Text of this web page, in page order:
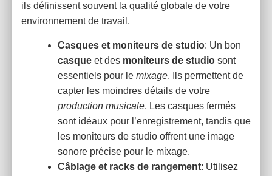
ils définissent souvent la qualité globale de votre
environnement de travail.
Casques et moniteurs de studio: Un bon
casque et des moniteurs de studio sont
essentiels pour le mixage. Ils permettent de
capter les moindres détails de votre
production musicale. Les casques fermés
sont idéaux pour l’enregistrement, tandis que
les moniteurs de studio offrent une image
sonore précise pour le mixage.
Câblage et racks de rangement: Utilisez